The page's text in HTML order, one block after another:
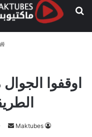
بحث
اوقفوا
Maktubes